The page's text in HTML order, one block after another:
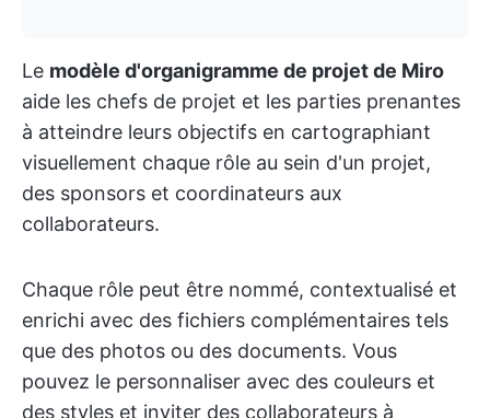
Le modèle d'organigramme de projet de Miro
aide les chefs de projet et les parties prenantes
à atteindre leurs objectifs en cartographiant
visuellement chaque rôle au sein d'un projet,
des sponsors et coordinateurs aux
collaborateurs.
Chaque rôle peut être nommé, contextualisé et
enrichi avec des fichiers complémentaires tels
que des photos ou des documents. Vous
pouvez le personnaliser avec des couleurs et
des styles et inviter des collaborateurs à